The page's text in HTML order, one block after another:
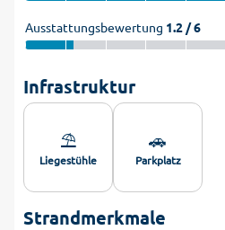
Ausstattungsbewertung 1.2 / 6
Infrastruktur
⛱️
Liegestühle
🚗
Parkplatz
Strandmerkmale